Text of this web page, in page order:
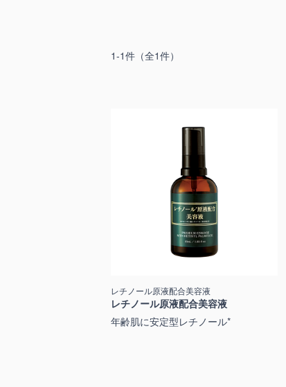
1-1件（全1件）
レチノール原液配合美容液
レチノール原液配合美容液
年齢肌に安定型レチノール*